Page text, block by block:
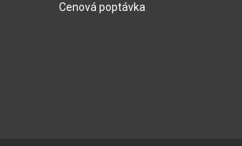
Cenová poptávka